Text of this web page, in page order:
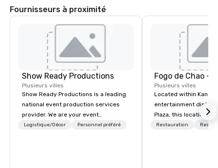
Fournisseurs à proximité
Show Ready Productions
Plusieurs villes
Show Ready Productions is a leading
national event production services
provider. We are your event
production partner from start to
Logistique/Décor Personnel préféré
Fogo de Chao -
Plusieurs villes
Located within
entertainment
Plaza, this location
dining rooms, private
Restauration